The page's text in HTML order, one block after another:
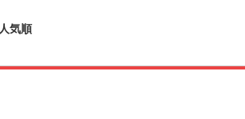
人気順